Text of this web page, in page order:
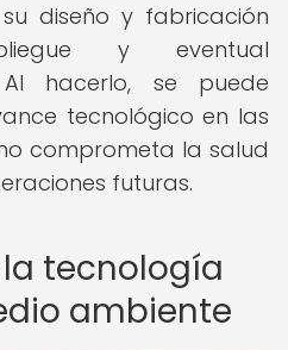
diseño y fabricación
y eventual
Al hacerlo, se puede
tecnológico en las
comprometa la salud
futuras.
tecnología
ambiente